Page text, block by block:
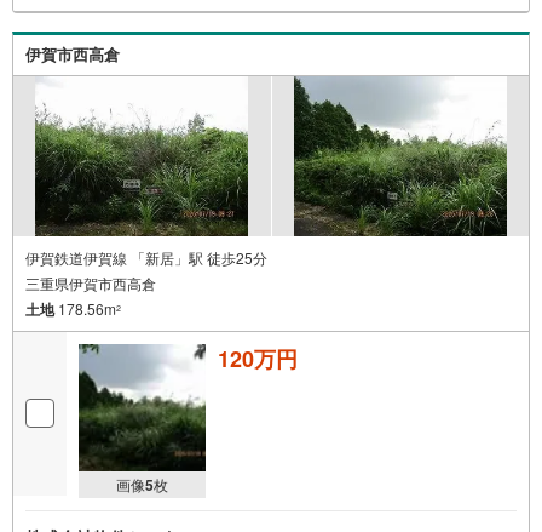
伊賀市西高倉
伊賀鉄道伊賀線 「新居」駅 徒歩25分
三重県伊賀市西高倉
土地178.56m2
画像5枚
120万円